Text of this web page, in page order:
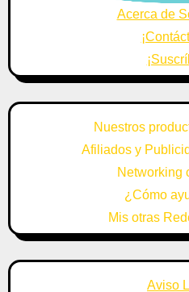
Acerca de
Nuestros
Afiliados y
Networking
¿Cómo
Mis otras
Aviso